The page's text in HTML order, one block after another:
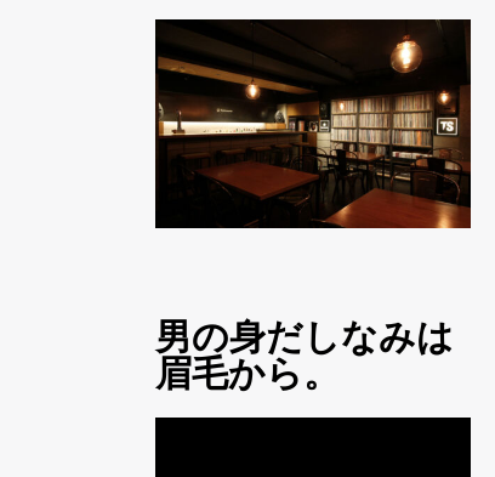
男の身だしなみは
眉毛から。